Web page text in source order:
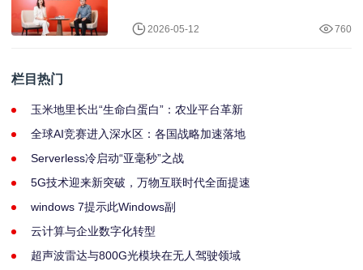
2026-05-12 760
栏目热门
玉米地里长出“生命白蛋白”：农业平台革新
全球AI竞赛进入深水区：各国战略加速落地
Serverless冷启动“亚毫秒”之战
5G技术迎来新突破，万物互联时代全面提速
windows 7提示此Windows副
云计算与企业数字化转型
超声波雷达与800G光模块在无人驾驶领域